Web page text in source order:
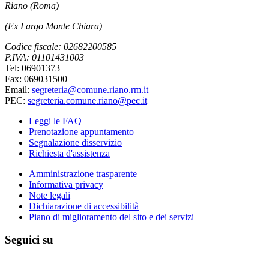
Riano (Roma)
(Ex Largo Monte Chiara)
Codice fiscale: 02682200585
P.IVA: 01101431003
Tel: 06901373
Fax: 069031500
Email: segreteria@comune.riano.rm.it
PEC: segreteria.comune.riano@pec.it
Leggi le FAQ
Prenotazione appuntamento
Segnalazione disservizio
Richiesta d'assistenza
Amministrazione trasparente
Informativa privacy
Note legali
Dichiarazione di accessibilità
Piano di miglioramento del sito e dei servizi
Seguici su